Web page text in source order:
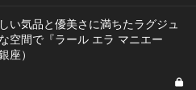
い気品と優美さに満ちたラグジュ
空間で『ラール エラ マニエー
座）